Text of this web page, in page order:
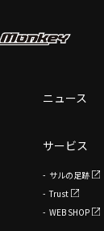
ニュース
サービス
サルの足跡
Trust
WEB SHOP